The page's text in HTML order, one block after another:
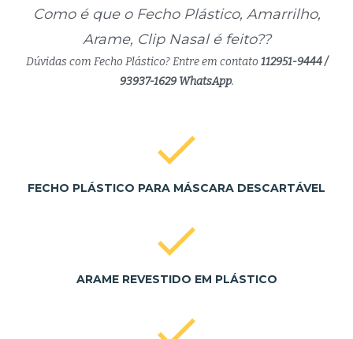
Como é que o Fecho Plástico, Amarrilho,
Arame, Clip Nasal é feito??
Dúvidas com Fecho Plástico? Entre em contato 112951-9444 /
93937-1629 WhatsApp.
FECHO PLÁSTICO PARA MÁSCARA DESCARTÁVEL
ARAME REVESTIDO EM PLÁSTICO